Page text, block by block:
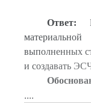
Ответ:
выполненных
и создавать
....